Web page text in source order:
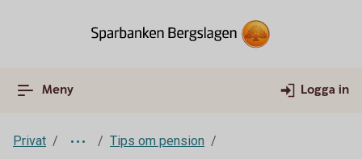
Meny Logga in
Privat
Tips om pension